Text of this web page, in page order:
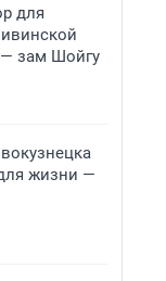
для
зам Шойгу
жизни —